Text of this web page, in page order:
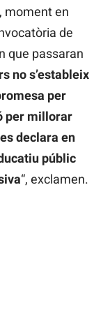
moment en
de
que passaran
no s’estableix
per
per millorar
declara en
públic
“, exclamen.